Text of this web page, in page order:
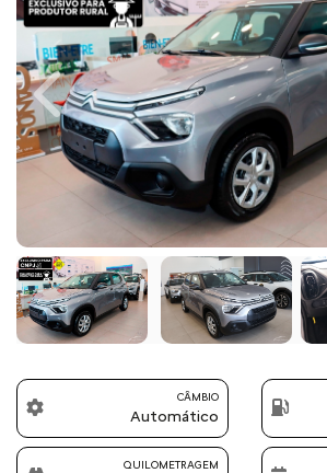
Previous
CÂMBIO
Automático
QUILOMETRAGEM